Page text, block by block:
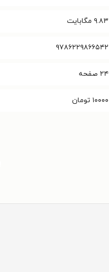
۹.۸۳ مگابایت
۹۷۸۶۲۲۹۸۶۶۵۴۲
۲۴ صفحه
۱۰۰۰۰ تومان